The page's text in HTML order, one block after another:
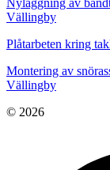
Nyläggning av
Vällingby
Plåtarbeten kring
Montering av
Vällingby
© 2026